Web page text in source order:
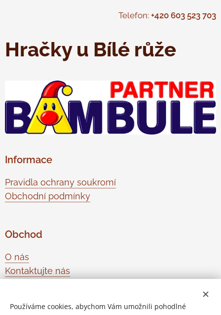
Telefon: +420 603 523 703
Hračky u Bílé růže
Informace
Pravidla ochrany soukromí
Obchodní podmínky
Obchod
O nás
Kontaktujte nás
Používáme cookies, abychom Vám umožnili pohodlné